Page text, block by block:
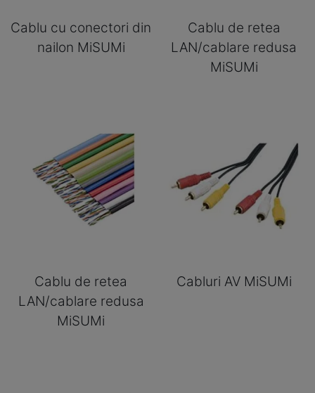
Cablu cu conectori din
nailon MiSUMi
Cablu de retea
LAN/cablare redusa
MiSUMi
Cablu de retea
LAN/cablare redusa
MiSUMi
Cabluri AV MiSUMi